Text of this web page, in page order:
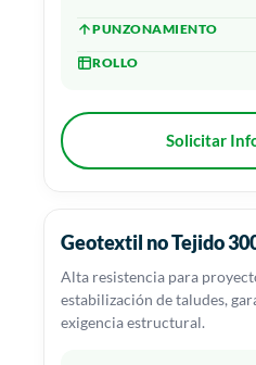
PUNZONAMIENTO
ROLLO
Solicitar
Geotextil no Tejido
Alta resistencia para
estabilización de taludes,
exigencia estructural.